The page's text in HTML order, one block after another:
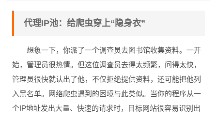
代理IP池：给爬虫穿上“隐身衣”
想象一下，你派了一个调查员去图书馆收集资料。一开
始，管理员很热情。但这位调查员去得太频繁，问得太快，
管理员很快就认出了他，不仅拒绝提供资料，还可能把他列
入黑名单。网络爬虫遇到的困境与此类似。当你的程序从一
个IP地址发出大量、快速的请求时，目标网站很容易识别出